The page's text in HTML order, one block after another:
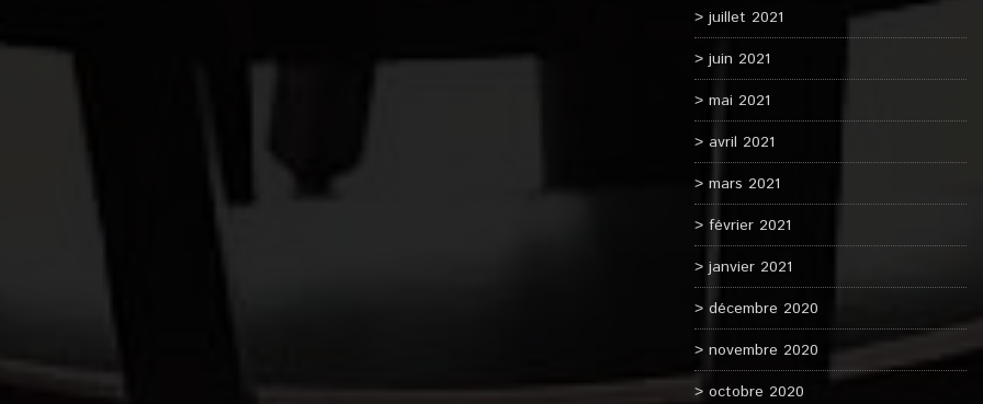
juillet 2021
juin 2021
mai 2021
avril 2021
mars 2021
février 2021
janvier 2021
décembre 2020
novembre 2020
octobre 2020